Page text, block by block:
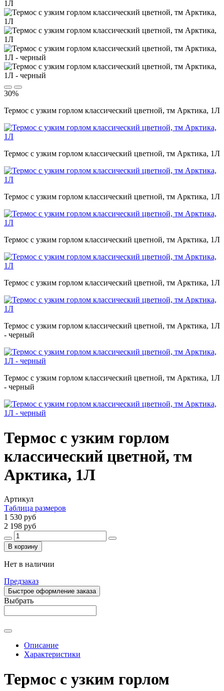
30%
Термос с узким горлом классический цветной, тм Арктика, 1Л
Термос с узким горлом классический цветной, тм Арктика, 1Л
Термос с узким горлом классический цветной, тм Арктика, 1Л
Термос с узким горлом классический цветной, тм Арктика, 1Л
Термос с узким горлом классический цветной, тм Арктика, 1Л
Термос с узким горлом классический цветной, тм Арктика, 1Л
- черный
Термос с узким горлом классический цветной, тм Арктика, 1Л
- черный
Термос с узким горлом
классический цветной, тм
Арктика, 1Л
Артикул
Таблица размеров
1 530 руб
2 198 руб
В корзину
Нет в наличии
Предзаказ
Быстрое оформление заказа
Выбрать
Описание
Характеристики
Термос с узким горлом